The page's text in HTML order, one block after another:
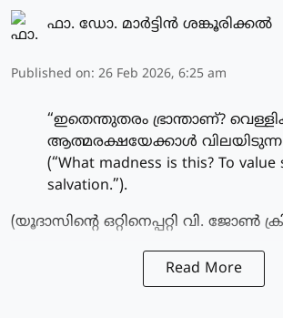
ഫാ. ഡോ. മാര്‍ട്ടിന്‍ ശങ്കൂരിക്കല്‍
Published on: 26 Feb 2026, 6:25 am
“ഇതെന്തുതരം ഭ്രാന്താണ്?
ആത്മരക്ഷയേക്കാൾ വിലയിടുന്ന
(“What madness is this? To value
salvation.”).
(യൂദാസിന്റെ ഒറ്റിനെപ്പറ്റി വി. ജോൺ
Read More